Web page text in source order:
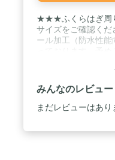
★★★ふくらはぎ周
サイズをご確認くだ
ール加工（防水性
の声により、改良
る。脱着しずらい
消！ / 【改良①】交
採用。従来の切れた
く、交換可能なゴム
みんなのレビュー
まだレビューはあり